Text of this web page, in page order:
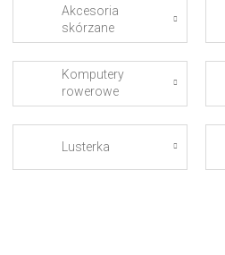
Akcesoria
skórzane
Komputery
rowerowe
Lusterka